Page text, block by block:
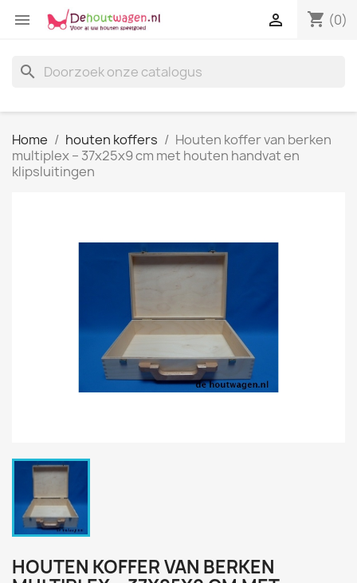
 shopping_cart (0)

search
Home houten koffers
Houten koffer van berken
multiplex – 37x25x9 cm met houten handvat en
klipsluitingen
HOUTEN KOFFER VAN BERKEN